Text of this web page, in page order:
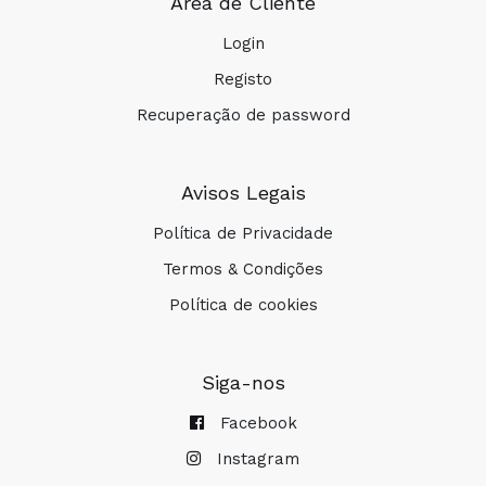
COMPRAR
Login
Registo
Recuperação de password
Avisos Legais
Política de Privacidade
Termos & Condições
Política de cookies
Siga-nos
Facebook
Instagram